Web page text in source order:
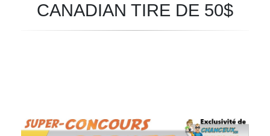
CANADIAN TIRE DE 50$
infolettre
Prénom